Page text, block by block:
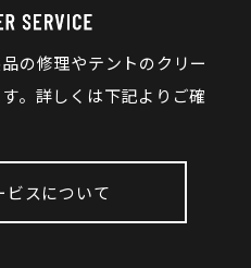
の修理やテントのクリー
。詳しくは下記よりご確
ビスについて